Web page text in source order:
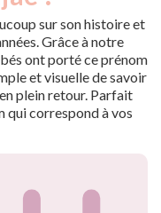
sur son histoire et
Grâce à notre
ont porté ce prénom
et visuelle de savoir
plein retour. Parfait
qui correspond à vos